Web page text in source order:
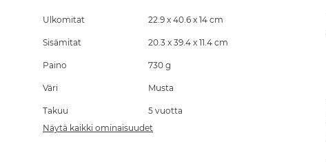
the
of
images
Ulkomitat 22.9 x 40.6 x 14 cm
Sisämitat 20.3 x 39.4 x 11.4 cm
Paino 730 g
Väri Musta
Takuu
5 vuotta
Näytä kaikki ominaisuudet